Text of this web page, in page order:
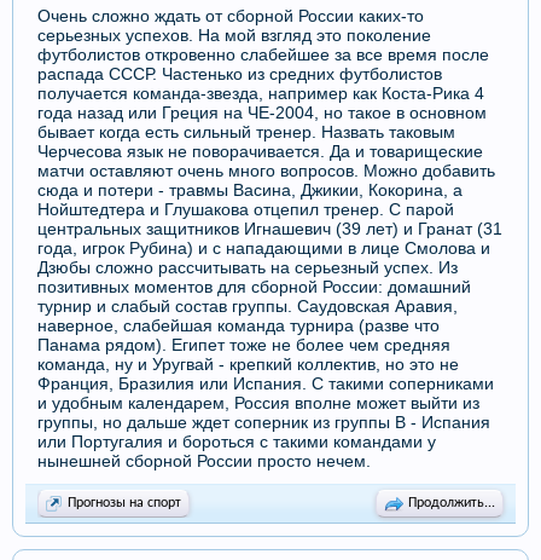
Очень сложно ждать от сборной России каких-то
серьезных успехов. На мой взгляд это поколение
футболистов откровенно слабейшее за все время после
распада СССР. Частенько из средних футболистов
получается команда-звезда, например как Коста-Рика 4
года назад или Греция на ЧЕ-2004, но такое в основном
бывает когда есть сильный тренер. Назвать таковым
Черчесова язык не поворачивается. Да и товарищеские
матчи оставляют очень много вопросов. Можно добавить
сюда и потери - травмы Васина, Джикии, Кокорина, а
Нойштедтера и Глушакова отцепил тренер. С парой
центральных защитников Игнашевич (39 лет) и Гранат (31
года, игрок Рубина) и с нападающими в лице Смолова и
Дзюбы сложно рассчитывать на серьезный успех. Из
позитивных моментов для сборной России: домашний
турнир и слабый состав группы. Саудовская Аравия,
наверное, слабейшая команда турнира (разве что
Панама рядом). Египет тоже не более чем средняя
команда, ну и Уругвай - крепкий коллектив, но это не
Франция, Бразилия или Испания. С такими соперниками
и удобным календарем, Россия вполне может выйти из
группы, но дальше ждет соперник из группы B - Испания
или Португалия и бороться с такими командами у
нынешней сборной России просто нечем.
Продолжить...
Прогнозы на спорт